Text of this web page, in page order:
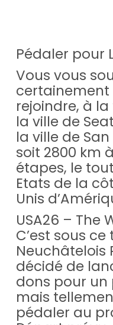
Pédaler pour
Vous vous
certainement
rejoindre, à
la ville de
la ville de
soit 2800 km
étapes, le
Etats de la
Unis
USA26 – The
C’est sous
Neuchâtelois
décidé de
dons pour un
mais
pédaler au